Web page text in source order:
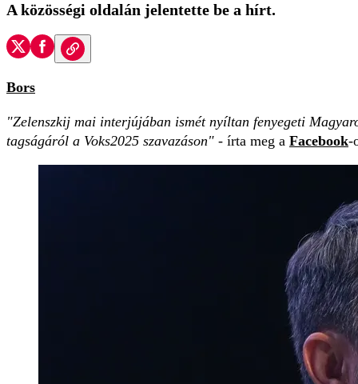
A közösségi oldalán jelentette be a hírt.
Bors
"Zelenszkij mai interjújában ismét nyíltan fenyegeti
tagságáról a Voks2025 szavazáson" - írta meg a Facebook-